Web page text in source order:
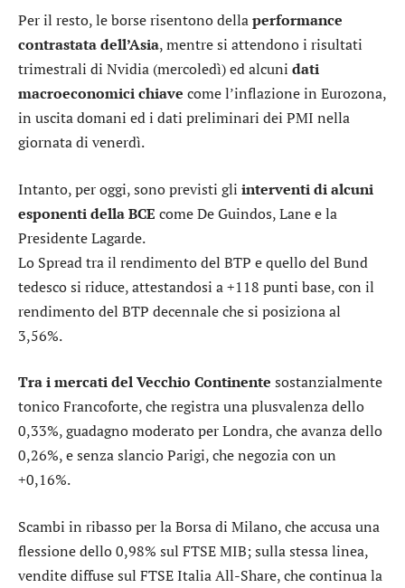
Per il resto, le borse risentono dellaperformance
contrastata dell’Asia, mentre si attendono i risultati
trimestrali di Nvidia (mercoledì) ed alcuni dati
macroeconomici chiave come l’inflazione in Eurozona,
in uscita domani ed i dati preliminari dei PMI nella
giornata di venerdì.
Intanto, per oggi, sono previsti gli interventi di alcuni
esponenti della BCE come De Guindos, Lane e la
Presidente Lagarde.
Lo Spreadtra il rendimento del BTP e quello del Bund
tedesco si riduce, attestandosi a +118 punti base, con il
rendimento del BTP decennale che si posiziona al
3,56%.
Tra i mercati del Vecchio Continente sostanzialmente
tonicoFrancoforte, che registra una plusvalenza dello
0,33%, guadagno moderato perLondra, che avanza dello
0,26%, e senza slancioParigi, che negozia con un
+0,16%.
Scambi in ribasso per la Borsa di Milano, che accusa una
flessione dello 0,98% sul FTSE MIB; sulla stessa linea,
vendite diffuse sul FTSE Italia All-Share, che continua la